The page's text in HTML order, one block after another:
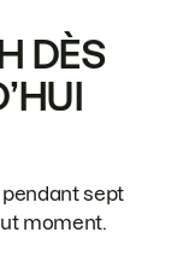
DÈS
sept
moment.